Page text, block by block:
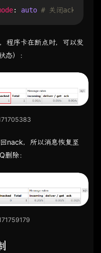
: auto # 关闭ack
程序卡在断点时，可以发
态）：
nack，所以消息恢复至
除：